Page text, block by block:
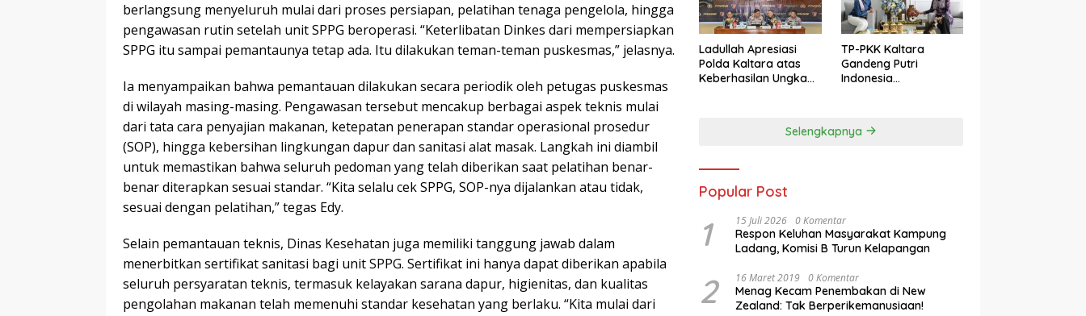
berlangsung menyeluruh mulai dari proses persiapan, pelatihan tenaga pengelola, hingga
pengawasan rutin setelah unit SPPG beroperasi. “Keterlibatan Dinkes dari mempersiapkan
SPPG itu sampai pemantaunya tetap ada. Itu dilakukan teman-teman puskesmas,” jelasnya.
Ia menyampaikan bahwa pemantauan dilakukan secara periodik oleh petugas puskesmas
di wilayah masing-masing. Pengawasan tersebut mencakup berbagai aspek teknis mulai
dari tata cara penyajian makanan, ketepatan penerapan standar operasional prosedur
(SOP), hingga kebersihan lingkungan dapur dan sanitasi alat masak. Langkah ini diambil
untuk memastikan bahwa seluruh pedoman yang telah diberikan saat pelatihan benar-
benar diterapkan sesuai standar. “Kita selalu cek SPPG, SOP-nya dijalankan atau tidak,
sesuai dengan pelatihan,” tegas Edy.
Selain pemantauan teknis, Dinas Kesehatan juga memiliki tanggung jawab dalam
menerbitkan sertifikat sanitasi bagi unit SPPG. Sertifikat ini hanya dapat diberikan apabila
seluruh persyaratan teknis, termasuk kelayakan sarana dapur, higienitas, dan kualitas
pengolahan makanan telah memenuhi standar kesehatan yang berlaku. “Kita mulai dari
Ladullah Apresiasi
Polda Kaltara atas
Keberhasilan Ungkap
TP-PKK Kaltara
Gandeng Putri
Indonesia
Kancah Dunia
Selengkapnya
Popular Post
1 15 Juli 2026 0 Komentar
Respon Keluhan Masyarakat Kampung
Ladang, Komisi B Turun Kelapangan
2 16 Maret 2019 0 Komentar
Menag Kecam Penembakan di New
Zealand: Tak Berperikemanusiaan!